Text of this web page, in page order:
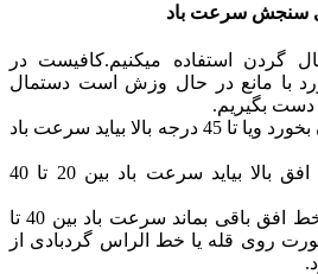
سنجش سرعت باد
گردن استفاده میکنیم.کافیست در
با مانع در حال وزش است دستمال
دست بگیریم.
اگر دستمال گردن کم تکان بخورد ویا تا 45 درجه بالا بیاید سرعت باد
اگر دستمال گردن تا خط افق بالا بیاید سرعت باد بین 20 تا 40
اما اگر دستمال گردن در خط افق باقی بماند سرعت باد بین 40 تا
روی قله یا خط الراس گردبادی از